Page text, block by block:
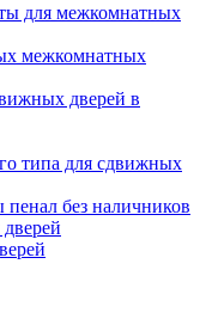
для межкомнатных
межкомнатных
дверей в
типа для сдвижных
без наличников